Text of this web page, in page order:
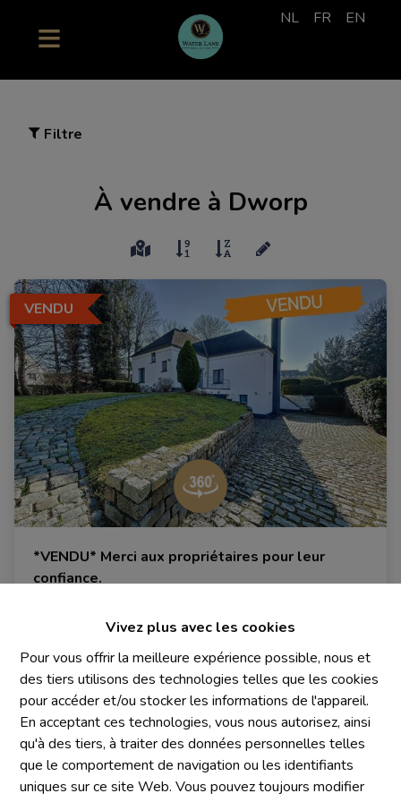
Vivez plus avec les cookies
Pour vous offrir la meilleure expérience possible, nous et
des tiers utilisons des technologies telles que les cookies
pour accéder et/ou stocker les informations de l'appareil.
En acceptant ces technologies, vous nous autorisez, ainsi
qu'à des tiers, à traiter des données personnelles telles
que le comportement de navigation ou les identifiants
uniques sur ce site Web. Vous pouvez toujours modifier
NL FR EN
Filtre
À vendre à Dworp
VENDU
*VENDU* Merci aux propriétaires pour leur
confiance.
4 1 1